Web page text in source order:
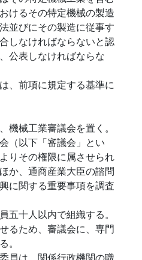
けるその特定機械の製造
並びにその製造に従事す
しなければならないと認
公表しなければならな
、前項に規定する基準に
機械工業審議会を置く。
（以下「審議会」とい
りその権限に属させられ
か、通商産業大臣の諮問
に関する重要事項を調査
五十人以内で組織する。
るため、審議会に、専門
。